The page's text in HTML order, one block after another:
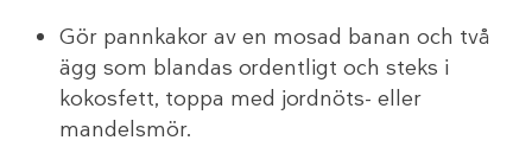
Gör pannkakor av en mosad banan och två
ägg som blandas ordentligt och steks i
kokosfett, toppa med jordnöts- eller
mandelsmör.